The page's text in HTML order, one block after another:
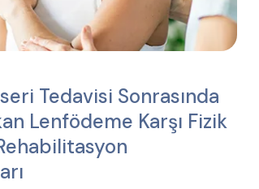
Tedavisi Sonrasında
Lenfödeme Karşı Fizik